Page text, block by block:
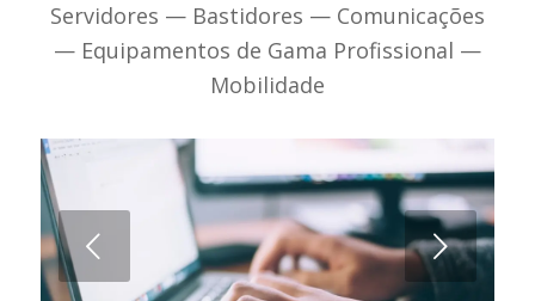
Servidores — Bastidores — Comunicações
— Equipamentos de Gama Profissional —
Mobilidade
Next